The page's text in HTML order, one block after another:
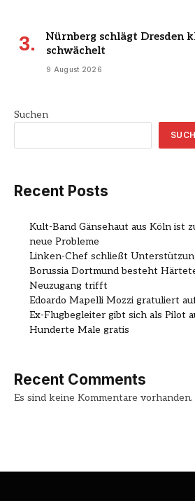
Nürnberg schlägt Dresden
schwächelt
9 August 2026
Suchen
Recent Posts
Kult-Band Gänsehaut aus Köln ist
neue Probleme
Linken-Chef schließt
Borussia Dortmund besteht
Neuzugang trifft
Edoardo Mapelli Mozzi gratuliert
Ex-Flugbegleiter gibt sich als Pilot
Hunderte Male gratis
Recent Comments
Es sind keine Kommentare vorhanden.